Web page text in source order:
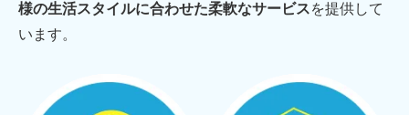
様の生活スタイルに合わせた柔軟なサービスを提供して
います。